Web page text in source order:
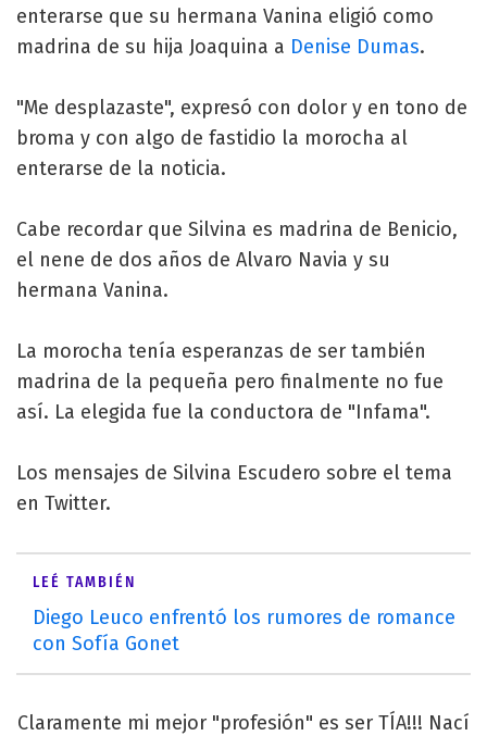
enterarse que su hermana Vanina eligió como
madrina de su hija Joaquina a Denise Dumas.
"Me desplazaste", expresó con dolor y en tono de
broma y con algo de fastidio la morocha al
enterarse de la noticia.
Cabe recordar que Silvina es madrina de Benicio,
el nene de dos años de Alvaro Navia y su
hermana Vanina.
La morocha tenía esperanzas de ser también
madrina de la pequeña pero finalmente no fue
así. La elegida fue la conductora de "Infama".
Los mensajes de Silvina Escudero sobre el tema
en Twitter.
LEÉ TAMBIÉN
Diego Leuco enfrentó los rumores de romance
con Sofía Gonet
Claramente mi mejor "profesión" es ser TÍA!!! Nací